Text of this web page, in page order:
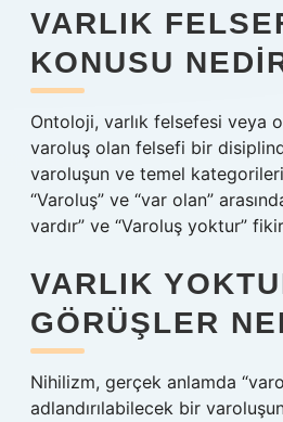
VARLIK
KONUSU
Ontoloji, varlık felsefesi veya
varoluş olan felsefi bir
varoluşun ve temel
“Varoluş” ve “var olan”
vardır” ve “Varoluş yoktur”
VARLIK
GÖRÜŞLER
Nihilizm, gerçek anlamda
adlandırılabilecek bir